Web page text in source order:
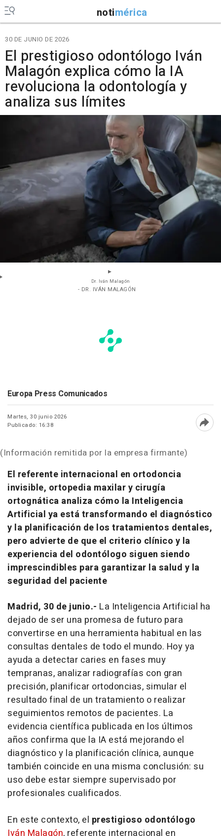
notimérica
30 DE JUNIO DE 2026
El prestigioso odontólogo Iván
Malagón explica cómo la IA
revoluciona la odontología y
analiza sus límites
Dr. Iván Malagón
- DR. IVÁN MALAGÓN
Europa Press Comunicados
Martes, 30 junio 2026
Publicado: 16:38
(Información remitida por la empresa firmante)
El referente internacional en ortodoncia
invisible, ortopedia maxilar y cirugía
ortognática analiza cómo la Inteligencia
Artificial ya está transformando el diagnóstico
y la planificación de los tratamientos dentales,
pero advierte de que el criterio clínico y la
experiencia del odontólogo siguen siendo
imprescindibles para garantizar la salud y la
seguridad del paciente
Madrid, 30 de junio.- La Inteligencia Artificial ha
dejado de ser una promesa de futuro para
convertirse en una herramienta habitual en las
consultas dentales de todo el mundo. Hoy ya
ayuda a detectar caries en fases muy
tempranas, analizar radiografías con gran
precisión, planificar ortodoncias, simular el
resultado final de un tratamiento o realizar
seguimientos remotos de pacientes. La
evidencia científica publicada en los últimos
años confirma que la IA está mejorando el
diagnóstico y la planificación clínica, aunque
también coincide en una misma conclusión: su
uso debe estar siempre supervisado por
profesionales cualificados.
En este contexto, el prestigioso odontólogo